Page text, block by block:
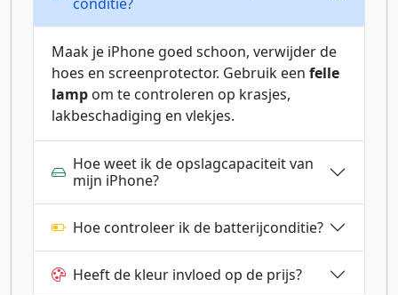
Maak je iPhone goed schoon, verwijder de
hoes en screenprotector. Gebruik een felle
lamp om te controleren op krasjes,
lakbeschadiging en vlekjes.
Hoe weet ik de opslagcapaciteit van
mijn iPhone?
Hoe controleer ik de batterijconditie?
Heeft de kleur invloed op de prijs?